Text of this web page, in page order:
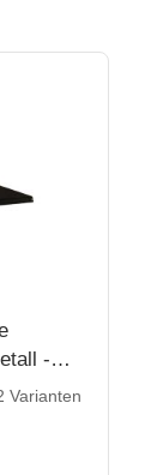
-
Varianten